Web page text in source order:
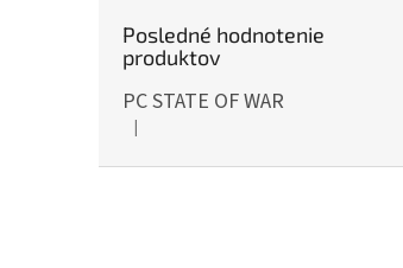
Posledné hodnotenie
produktov
PC STATE OF WAR
Hodnotenie produktu je 5 z 5 hviezdičiek.
|